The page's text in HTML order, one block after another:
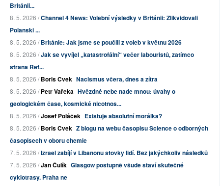
Británii...
8. 5. 2026 /Channel 4 News: Volební výsledky v Británii: Zlikvidovali
Polanski ...
8. 5. 2026 /Británie: Jak jsme se poučili z voleb v květnu 2026
8. 5. 2026 /Jak se vyvíjel „katastrofální“ večer labouristů, zatímco
strana Ref...
8. 5. 2026 /Boris Cvek Nacismus včera, dnes a zítra
8. 5. 2026 /Petr Vařeka Hvězdné nebe nade mnou: úvahy o
geologickém čase, kosmické nicotnos...
8. 5. 2026 /Josef Poláček Existuje absolutní morálka?
8. 5. 2026 /Boris Cvek Z blogu na webu časopisu Science o odborných
časopisech v oboru chemie
7. 5. 2026 /Izrael zabíjí v Libanonu stovky lidí. Bez jakýchkoliv následků
7. 5. 2026 /Jan Čulík Glasgow postupně všude staví skutečné
cyklotrasy. Praha ne